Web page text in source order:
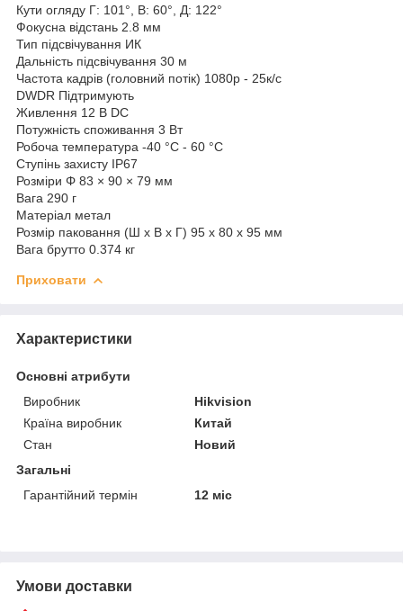
Кути огляду Г: 101°, В: 60°, Д: 122°
Фокусна відстань 2.8 мм
Тип підсвічування ИК
Дальність підсвічування 30 м
Частота кадрів (головний потік) 1080p - 25к/с
DWDR Підтримують
Живлення 12 В DC
Потужність споживання 3 Вт
Робоча температура -40 °C - 60 °C
Ступінь захисту IP67
Розміри Φ 83 × 90 × 79 мм
Вага 290 г
Матеріал метал
Розмір паковання (Ш х В х Г) 95 x 80 x 95 мм
Вага брутто 0.374 кг
Приховати
Характеристики
Основні атрибути
Виробник
Hikvision
Країна виробник
Китай
Стан
Новий
Загальні
Гарантійний термін
12 міс
Умови доставки